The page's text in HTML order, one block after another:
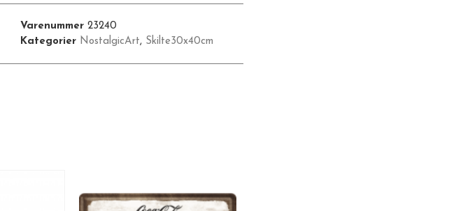
Varenummer 23240
Kategorier NostalgicArt, Skilte30x40cm